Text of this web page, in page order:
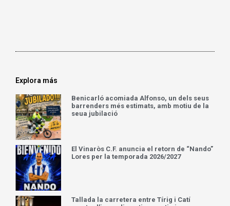
Explora más
Benicarló acomiada Alfonso, un dels seus
barrenders més estimats, amb motiu de la
seua jubilació
El Vinaròs C.F. anuncia el retorn de “Nando”
Lores per la temporada 2026/2027
Tallada la carretera entre Tírig i Catí